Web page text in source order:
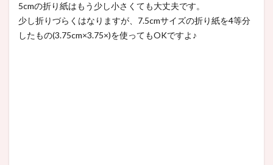
5cmの折り紙はもう少し小さくても大丈夫です。
少し折りづらくはなりますが、7.5cmサイズの折り紙を4等分
したもの(3.75cm×3.75×)を使ってもOKですよ♪